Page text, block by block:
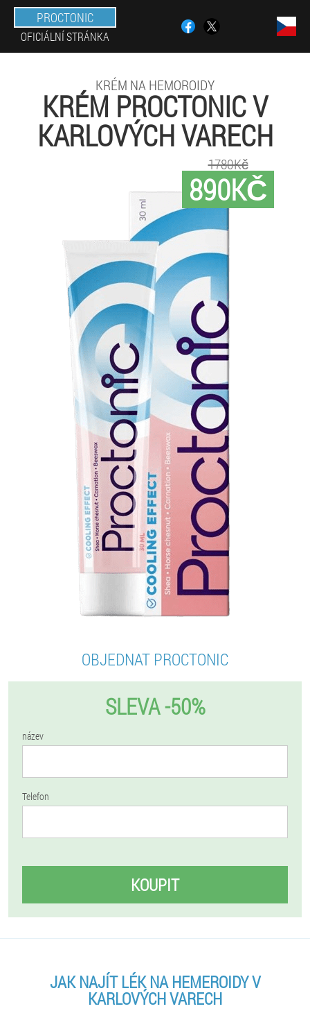
PROCTONIC
OFICIÁLNÍ STRÁNKA
KRÉM NA HEMOROIDY
KRÉM PROCTONIC V
KARLOVÝCH VARECH
890KČ
1780Kč
OBJEDNAT PROCTONIC
SLEVA -50%
název
Telefon
KOUPIT
JAK NAJÍT LÉK NA HEMEROIDY V
KARLOVÝCH VARECH